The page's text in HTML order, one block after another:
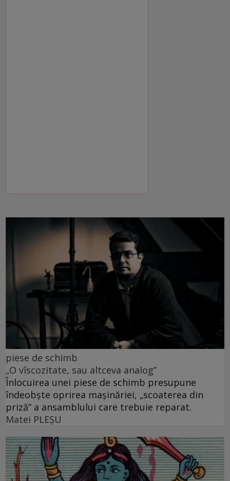
piese de schimb
„O vîscozitate, sau altceva analog”
Înlocuirea unei piese de schimb presupune
îndeobște oprirea mașinăriei, „scoaterea din
priză” a ansamblului care trebuie reparat.
Matei PLEŞU